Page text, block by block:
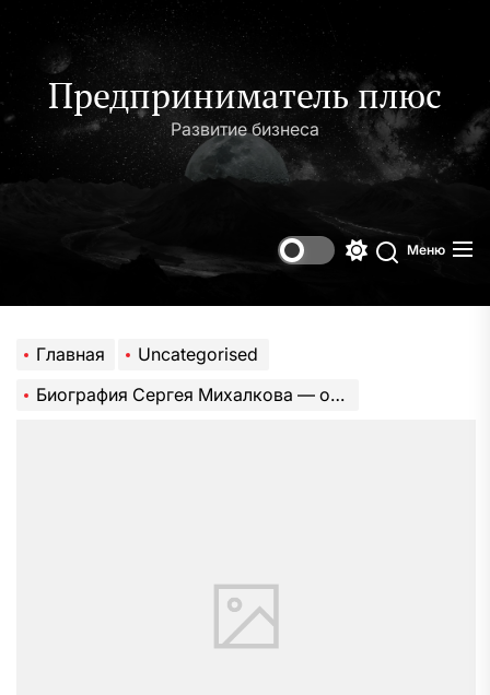
содержимому
Предприниматель плюс
Развитие бизнеса
Поиск
Меню
Главная
Uncategorised
Биография Сергея Михалкова — от детства до великих творческих достижений